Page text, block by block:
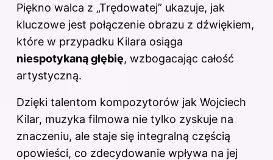
Piękno walca z „Trędowatej” ukazuje, jak
kluczowe jest połączenie obrazu z dźwiękiem,
które w przypadku Kilara osiąga
niespotykaną głębię, wzbogacając całość
artystyczną.
Dzięki talentom kompozytorów jak Wojciech
Kilar, muzyka filmowa nie tylko zyskuje na
znaczeniu, ale staje się integralną częścią
opowieści, co zdecydowanie wpływa na jej